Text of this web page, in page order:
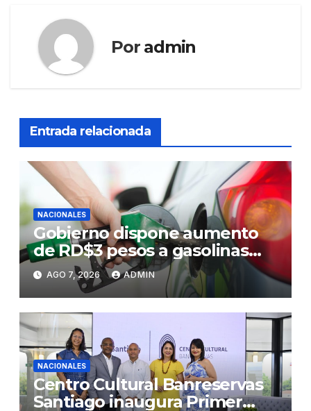
Por admin
Entrada relacionada
NACIONALES
Gobierno dispone aumento
de RD$3 pesos a gasolinas
premium y regular
AGO 7, 2026 ADMIN
NACIONALES
Centro Cultural Banreservas
Santiago inaugura Primer